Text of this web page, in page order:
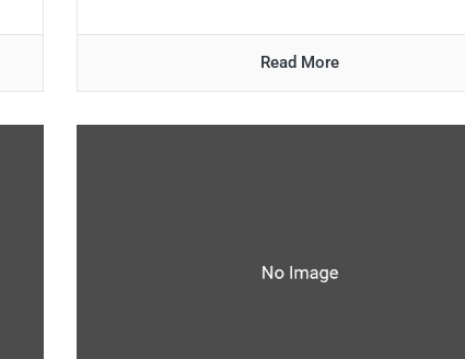
Read More